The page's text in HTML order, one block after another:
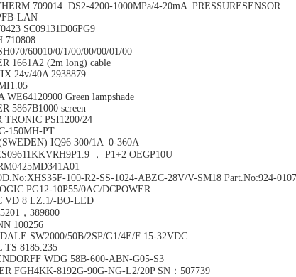
709014 DS2-4200-1000MPa/4-20mA PRESSURESENSOR
LAN
SC09131D06PG9
710808
60010/0/1/00/00/00/01/00
1661A2 (2m long) cable
24v/40A 2938879
WE64120900 Green lampshade
5867B1000 screen
TRONIC PSI1200/24
150MH-PT
IQ96 300/1A 0-360A
， P1+2 OEGP10U
100-R2-SS-1024-ABZC-28V/V-SM18 Part.No:924-
PG12-10P55/0AC/DCPOWER
VD 8 LZ.1/-BO-LED
，389800
100256
SW2000/50B/2SP/G1/4E/F 15-32VDC
TS 8185.235
WDG 58B-600-ABN-G05-S3
FGH4KK-8192G-90G-NG-L2/20P SN：507739